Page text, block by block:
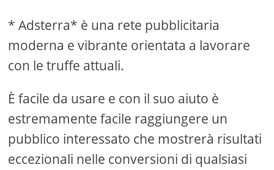
* Adsterra* è una rete pubblicitaria
moderna e vibrante orientata a lavorare
con le truffe attuali.
È facile da usare e con il suo aiuto è
estremamente facile raggiungere un
pubblico interessato che mostrerà risultati
eccezionali nelle conversioni di qualsiasi